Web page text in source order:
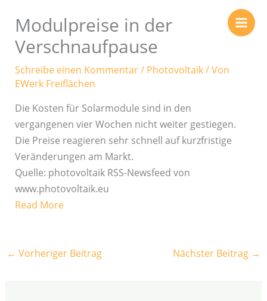
Inhalt
springen
Modulpreise in der
Verschnaufpause
Schreibe einen Kommentar/ Photovoltaik/ Von
EWerk Freiflächen
Die Kosten für Solarmodule sind in den
vergangenen vier Wochen nicht weiter gestiegen.
Die Preise reagieren sehr schnell auf kurzfristige
Veränderungen am Markt.
Quelle: photovoltaik RSS-Newsfeed von
www.photovoltaik.eu
Read More
← Vorheriger Beitrag Nächster Beitrag →